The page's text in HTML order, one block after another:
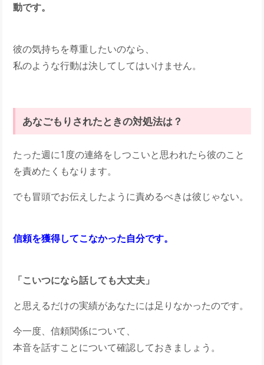
動です。
彼の気持ちを尊重したいのなら、
私のような行動は決してしてはいけません。
あなごもりされたときの対処法は？
たった週に1度の連絡をしつこいと思われたら彼のこと
を責めたくもなります。
でも冒頭でお伝えしたように責めるべきは彼じゃない。
信頼を獲得してこなかった自分です。
「こいつになら話しても大丈夫」
と思えるだけの実績があなたには足りなかったのです。
今一度、信頼関係について、
本音を話すことについて確認しておきましょう。